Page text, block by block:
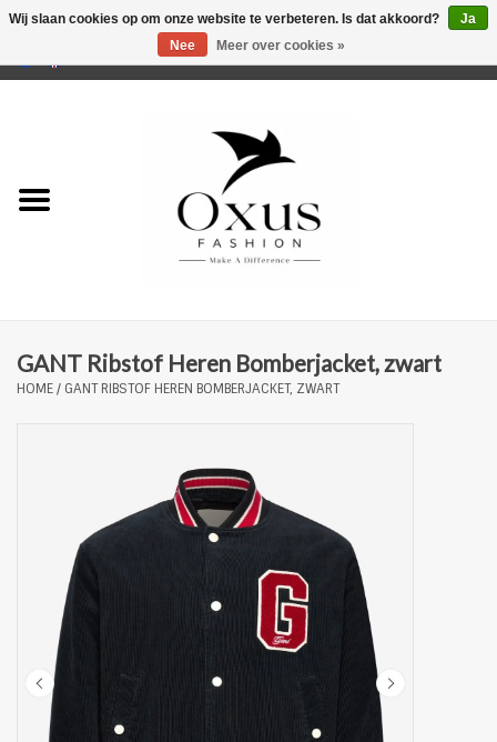
Merken
GANT Ribstof Heren Bomberjacket, zwart
HOME/ GANT RIBSTOF HEREN BOMBERJACKET, ZWART
Wij slaan cookies op om onze website te verbeteren. Is dat akkoord?
Ja
Nee
Meer over cookies »